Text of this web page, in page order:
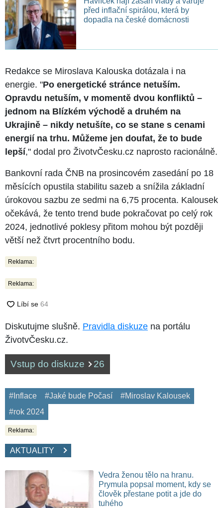
před inflační spirálou, která by
dopadla na české domácnosti
Redakce se Miroslava Kalouska dotázala i na
energie. "Po energetické stránce netuším.
Opravdu netuším, v momentě dvou konfliktů –
jednom na Blízkém východě a druhém na
Ukrajině – nikdy netušíte, co se stane s cenami
energií na trhu. Můžeme jen doufat, že to bude
lepší," dodal pro ŽivotvČesku.cz naprosto racionálně.
Bankovní rada ČNB na prosincovém zasedání po 18
měsících opustila stabilitu sazeb a snížila základní
úrokovou sazbu ze sedmi na 6,75 procenta. Kalousek
očekává, že tento trend bude pokračovat po celý rok
2024, jednotlivé poklesy přitom mohou být později
větší než čtvrt procentního bodu.
Reklama:
Reklama:
Diskutujme slušně. Pravidla diskuze na portálu
ŽivotvČesku.cz.
Vstup do diskuze 26
#Inflace #Jaké bude Počasí
#Miroslav Kalousek
#rok 2024
Reklama:
AKTUALITY
Vedra ženou tělo na hranu.
Prymula popsal moment, kdy se
člověk přestane potit a jde do
tuhého